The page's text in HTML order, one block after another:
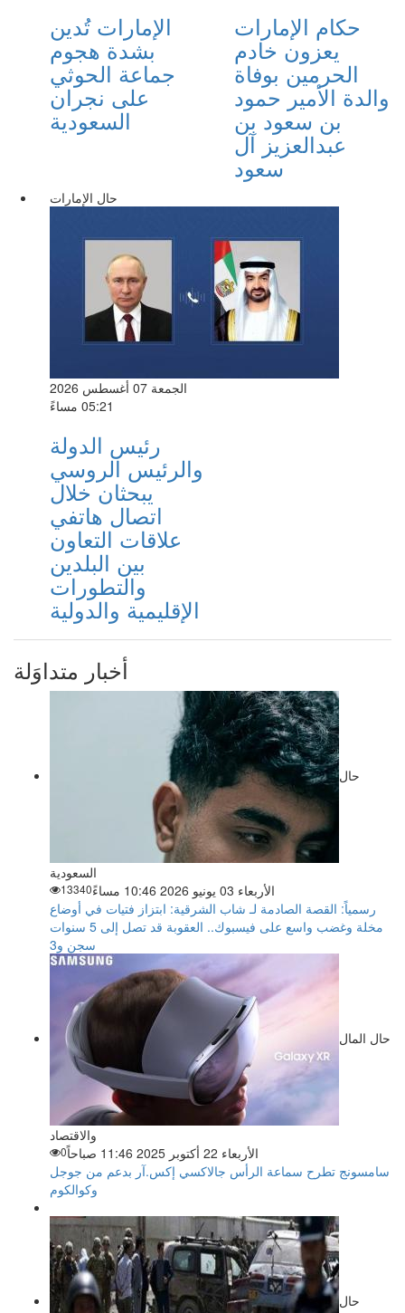
الإمارات تُدين
بشدة هجوم
جماعة الحوثي
على نجران
السعودية
حكام الإمارات
يعزون خادم
الحرمين بوفاة
والدة الأمير حمود
بن سعود بن
عبدالعزيز آل
سعود
حال الإمارات
الجمعة 07 أغسطس 2026
05:21 مساءً
رئيس الدولة
والرئيس الروسي
يبحثان خلال
اتصال هاتفي
علاقات التعاون
بين البلدين
والتطورات
الإقليمية والدولية
أخبار متداوَلة
حال
السعودية
الأربعاء 03 يونيو 2026 10:46 مساءً
13340
رسمياً: القصة الصادمة لـ شاب الشرقية: ابتزاز فتيات في أوضاع
مخلة وغضب واسع على فيسبوك.. العقوبة قد تصل إلى 5 سنوات
سجن و3
حال المال
والاقتصاد
الأربعاء 22 أكتوبر 2025 11:46 صباحاً
0
سامسونج تطرح سماعة الرأس جالاكسي إكس.آر بدعم من جوجل
وكوالكوم
حال